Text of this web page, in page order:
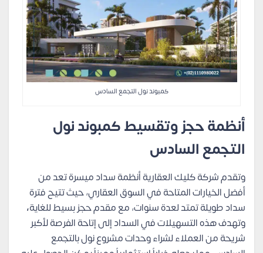
كمبوند نول التجمع السادس
أنظمة حجز وتقسيطكمبوند نول
التجمع السادس
وتقدم شركة كليك العقارية أنظمة سداد ميسرة تعد من
أفضل الخيارات المتاحة في السوق العقاري، حيث تتيح فترة
سداد طويلة تمتد لعدة سنوات، مع مقدم حجز بسيط للغاية،
وتهدف هذه التسهيلات في السداد إلى إتاحة الفرصة لأكبر
شريحة من العملاء لشراء وحدات مشروع نول بالتجمع